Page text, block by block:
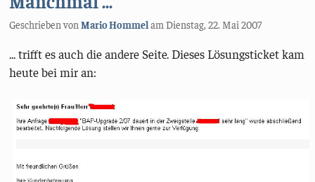
Geschrieben vonMario HommelamDienstag, 22. Mai 2007
... trifft es auch die andere Seite. Dieses Lösungsticket kam
heute bei mir an: